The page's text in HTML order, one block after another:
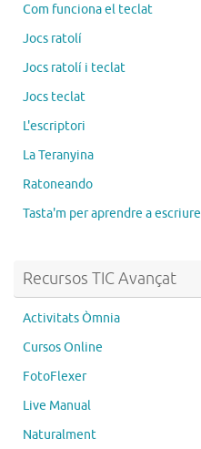
Com funciona el teclat
Jocs ratolí
Jocs ratolí i teclat
Jocs teclat
L'escriptori
La Teranyina
Ratoneando
Tasta'm per aprendre a escriure
Recursos TIC Avançat
Activitats Òmnia
Cursos Online
FotoFlexer
Live Manual
Naturalment